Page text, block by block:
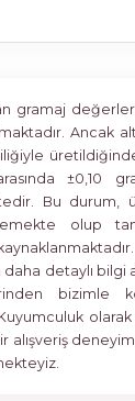
gramaj
Ancak
±0,10
Bu durum,
olup
daha detaylı bilgi
bizimle
alışveriş